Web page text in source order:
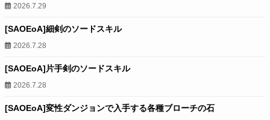
2026.7.29
[SAOEoA]細剣のソードスキル
2026.7.28
[SAOEoA]片手剣のソードスキル
2026.7.28
[SAOEoA]変性ダンジョンで入手する各種ブローチの石